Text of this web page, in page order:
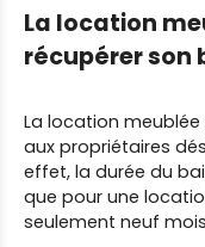
La location
récupérer son
La location
aux propriétaires
effet, la durée du
que pour une
seulement neuf